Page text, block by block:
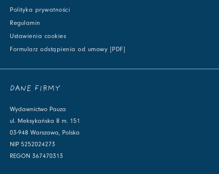
Polityka prywatności
Regulamin
Ustawienia cookies
Formularz odstąpienia od umowy [PDF]
DANE FIRMY
Wydawnictwo Pauza
ul. Meksykańska 8 m. 151
03-948 Warszawa, Polska
NIP 5252024273
REGON 367470313